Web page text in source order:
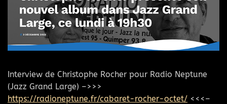
Interview de Christophe Rocher pour Radio Neptune
(Jazz Grand Large) –>>>
https://radioneptune.fr/cabaret-rocher-octet/ <<<–